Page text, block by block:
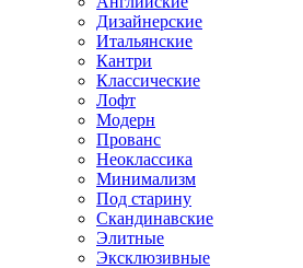
Дизайнерские
Итальянские
Кантри
Классические
Лофт
Модерн
Прованс
Неоклассика
Минимализм
Под старину
Скандинавские
Элитные
Эксклюзивные